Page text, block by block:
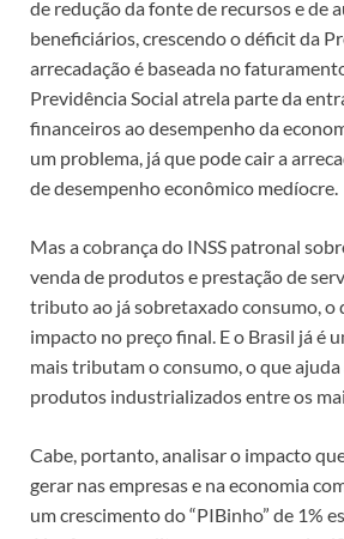
de redução da fonte de recursos e de
beneficiários, crescendo o déficit da
arrecadação é baseada no
Previdência Social atrela parte da
financeiros ao desempenho da
um problema, já que pode cair a
de desempenho econômico medíocre.
Mas a cobrança do INSS patronal
venda de produtos e prestação de
tributo ao já sobretaxado consumo, o
impacto no preço final. E o Brasil já é
mais tributam o consumo, o que
produtos industrializados entre os
Cabe, portanto, analisar o impacto
gerar nas empresas e na economia
um crescimento do “PIBinho” de 1%